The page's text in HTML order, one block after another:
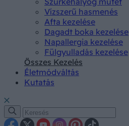
Vízszerű hasmenés
Afta kezelése
Dagadt boka kezelése
Napallergia kezelése
Fülgyulladás kezelése
Összes Kezelés
Életmódváltás
Kutatás